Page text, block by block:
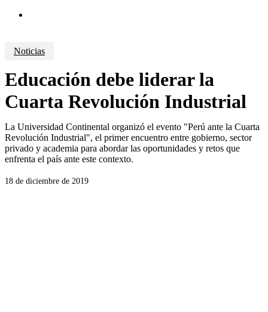
Noticias
Educación debe liderar la
Cuarta Revolución Industrial
La Universidad Continental organizó el evento "Perú ante la Cuarta
Revolución Industrial", el primer encuentro entre gobierno, sector
privado y academia para abordar las oportunidades y retos que
enfrenta el país ante este contexto.
18 de diciembre de 2019